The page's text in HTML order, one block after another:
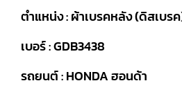
ตำแหน่ง : ผ้าเบรคหลัง (ดิสเบร
เบอร์ : GDB3438
รถยนต์ : HONDA ฮอนด้า